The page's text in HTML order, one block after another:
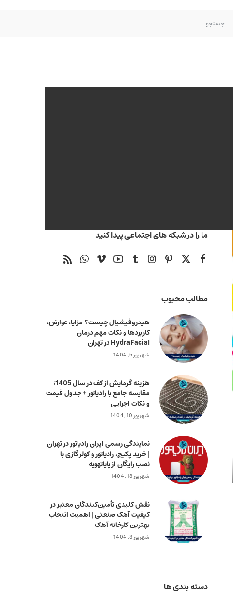
ما را در شبکه های اجتماعی پیدا کنید
مطالب محبوب
هیدروفیشیال چیست؟ مزایا، عوارض،
کاربردها و نکات مهم درمان
HydraFacial در تهران
شهریور 5, 1404
هزینه گرمایش از کف در سال 1405؛
مقایسه جامع با رادیاتور + جدول قیمت
و نکات اجرایی
شهریور 10, 1404
نمایندگی رسمی ایران رادیاتور در تهران
| خرید پکیج، رادیاتور و کولر گازی با
نصب رایگان از پایاتهویه
شهریور 13, 1404
نقش کلیدی تأمین‌کنندگان معتبر در
کیفیت آهک صنعتی | اهمیت انتخاب
بهترین کارخانه آهک
شهریور 3, 1404
دسته بندی ها